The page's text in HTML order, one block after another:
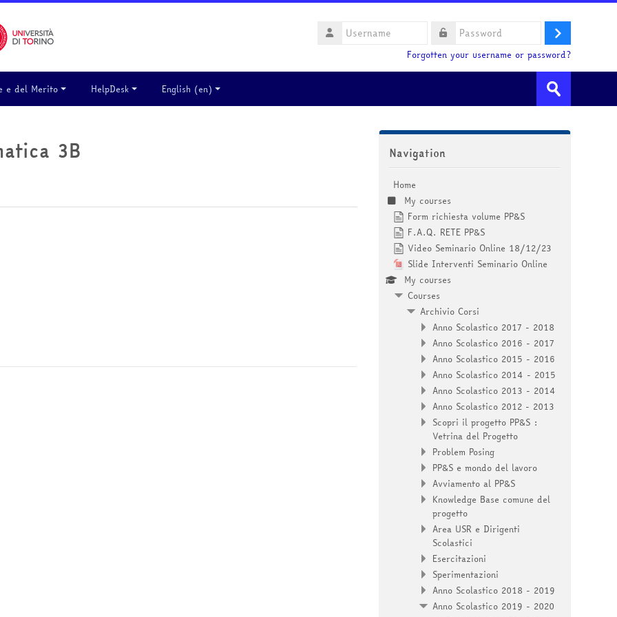
Username
Log
Forgotten your username or password?
e del Merito HelpDesk English ‎(en)‎ Submit
3B Skip Navigation
Navigation
Home
My courses
Form richiesta volume PP&S
F.A.Q. RETE PP&S
Video Seminario Online 18/12/23
Slide Interventi Seminario Online
My courses
Courses
Archivio Corsi
Anno Scolastico 2017 - 2018
Anno Scolastico 2016 - 2017
Anno Scolastico 2015 - 2016
Anno Scolastico 2014 - 2015
Anno Scolastico 2013 - 2014
Anno Scolastico 2012 - 2013
Scopri il progetto PP&S :
Vetrina del Progetto
Problem Posing
PP&S e mondo del lavoro
Avviamento al PP&S
Knowledge Base comune del
progetto
Area USR e Dirigenti
Scolastici
Esercitazioni
Sperimentazioni
Anno Scolastico 2018 - 2019
Anno Scolastico 2019 - 2020